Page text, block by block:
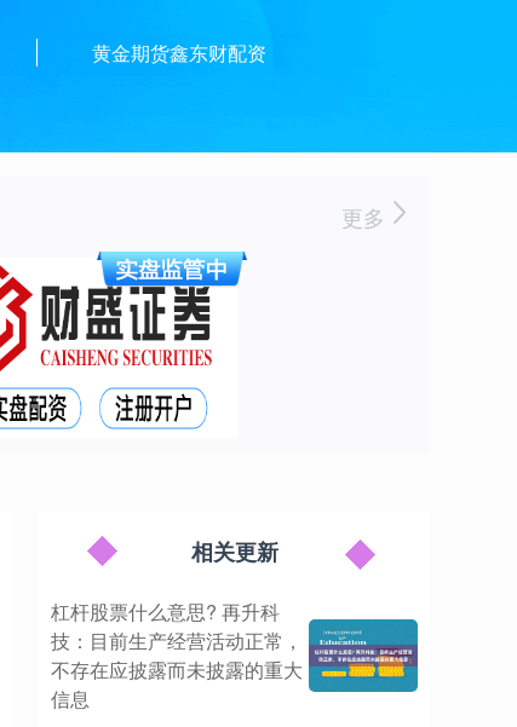
黄金期货鑫东财配资
更多
相关更新
杠杆股票什么意思? 再升科
技：目前生产经营活动正常，
不存在应披露而未披露的重大
信息